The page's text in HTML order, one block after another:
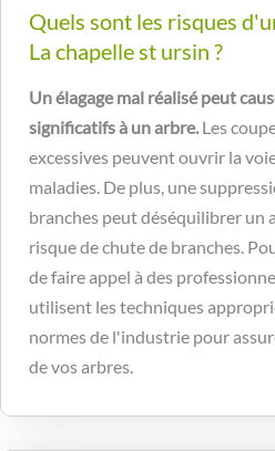
Quels sont les risques
La chapelle st ursin ?
Un élagage mal réalisé peut
significatifs à un arbre.Les
excessives peuvent ouvrir la
maladies. De plus, une
branches peut déséquilibrer un
risque de chute de branches.
de faire appel à des
utilisent les techniques
normes de l'industrie pour
de vos arbres.